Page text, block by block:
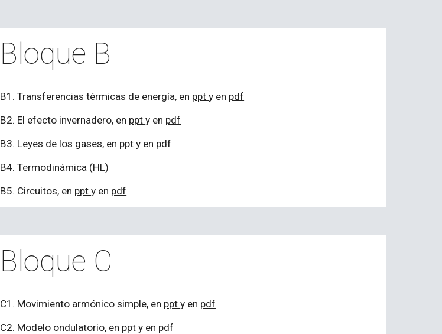
Bloque B
B1. Transferencias térmicas de energía, en ppty en pdf
B2. El efecto invernadero, en ppty en pdf
B3. Leyes de los gases, en ppty en pdf
B4. Termodinámica (HL)
B5. Circuitos, en ppty en pdf
Bloque C
C1. Movimiento armónico simple, en ppty en pdf
C2. Modelo ondulatorio, en ppty en pdf